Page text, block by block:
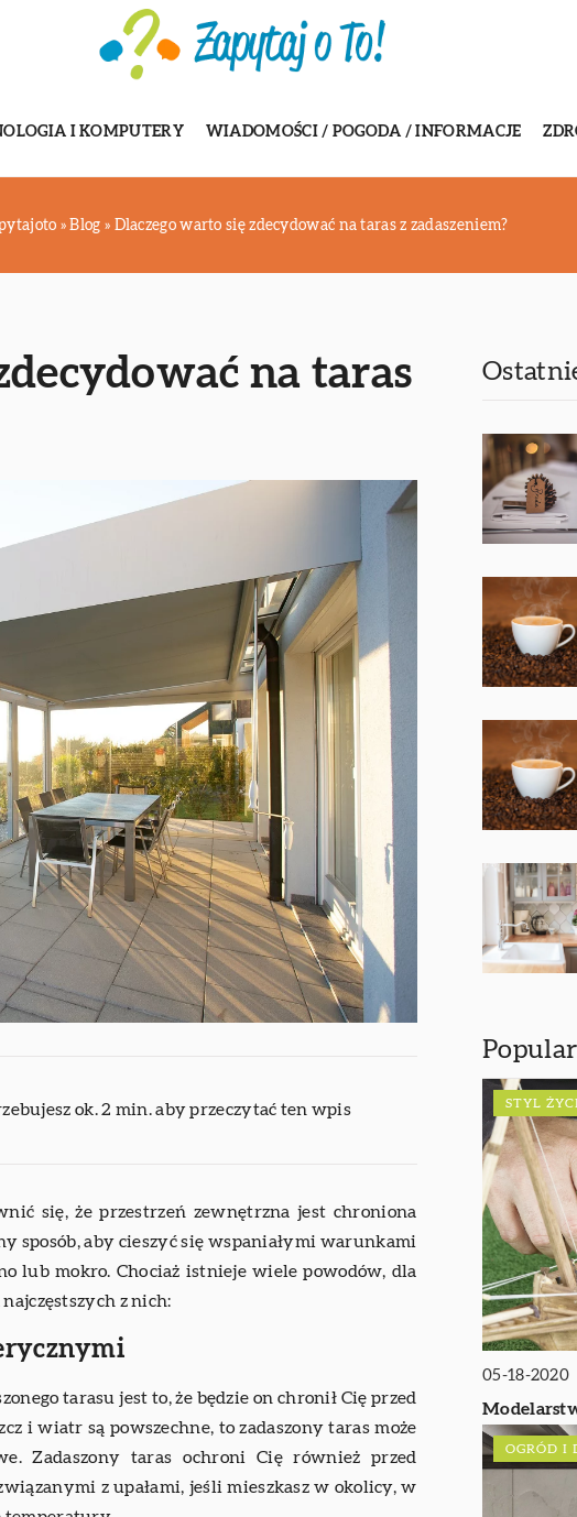
I KOMPUTERY WIADOMOŚCI / POGODA / INFORMACJE
»Blog » Dlaczego warto się zdecydować na taras z zadaszeniem?
na taras
ok. 2 min. aby przeczytać ten wpis
się, że przestrzeń zewnętrzna jest chroniona
sposób, aby cieszyć się wspaniałymi warunkami
lub mokro. Chociaż istnieje wiele powodów, dla
z nich:
tarasu jest to, że będzie on chronił Cię przed
i wiatr są powszechne, to zadaszony taras może
Zadaszony taras ochroni Cię również przed
z upałami, jeśli mieszkasz w okolicy, w
STYL
05-18-2020
OGRÓD I